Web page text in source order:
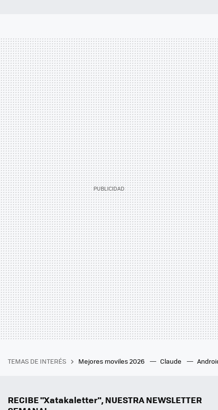
TEMAS DE INTERÉS Mejores moviles 2026 Claude
RECIBE "Xatakaletter", NUESTRA NEWSLETTER